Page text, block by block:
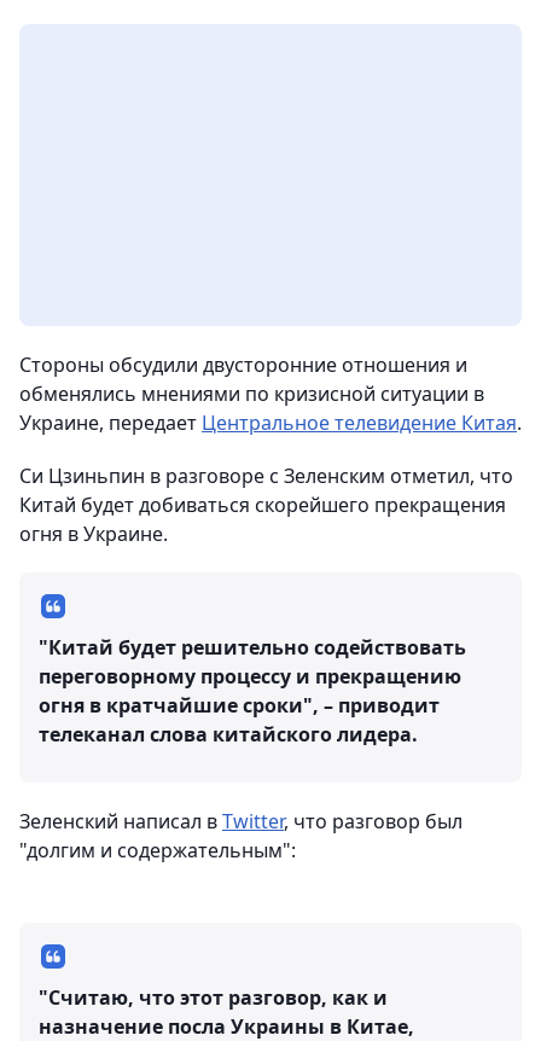
Стороны обсудили двусторонние отношения и
обменялись мнениями по кризисной ситуации в
Украине, передает Центральное телевидение Китая.
Си Цзиньпин в разговоре с Зеленским отметил, что
Китай будет добиваться скорейшего прекращения
огня в Украине.
"Китай будет решительно содействовать
переговорному процессу и прекращению
огня в кратчайшие сроки", – приводит
телеканал слова китайского лидера.
Зеленский написал вTwitter, что разговор был
"долгим и содержательным":
"Считаю, что этот разговор, как и
назначение посла Украины в Китае,